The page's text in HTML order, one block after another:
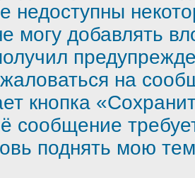
недоступны
могу добавлять
на
кнопка
сообщение
поднять мою